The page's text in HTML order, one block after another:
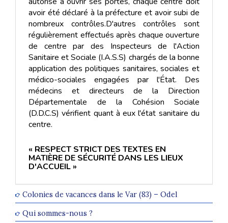
avoir été déclaré à la préfecture et avoir subi de
nombreux contrôles.D'autres contrôles sont
régulièrement effectués après chaque ouverture
de centre par des Inspecteurs de l'Action
Sanitaire et Sociale (I.A.S.S) chargés de la bonne
application des politiques sanitaires, sociales et
médico-sociales engagées par l'État. Des
médecins et directeurs de la Direction
Départementale de la Cohésion Sociale
(D.D.C.S) vérifient quant à eux l'état sanitaire du
centre.
« RESPECT STRICT DES TEXTES EN
MATIÈRE DE SÉCURITÉ DANS LES LIEUX
D'ACCUEIL »
Colonies de vacances dans le Var (83) – Odel
Qui sommes-nous ?